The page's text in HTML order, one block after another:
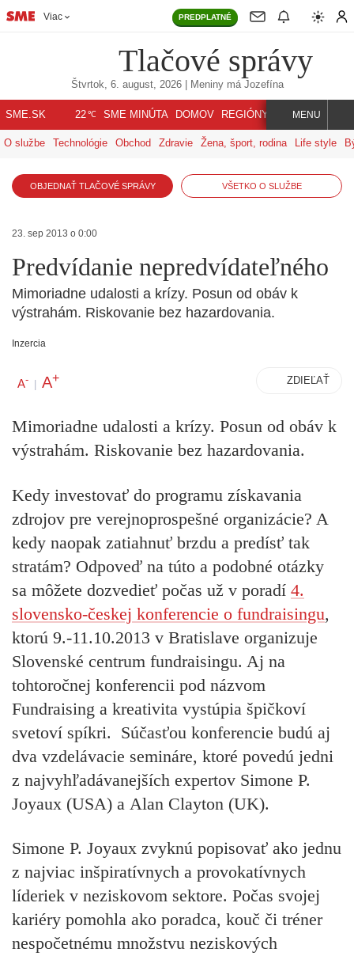
Viac PREDPLATNÉ
Tlačové správy
Štvrtok, 6. august, 2026| Meniny má Jozefína
SME.SK 22℃ SME MINÚTA DOMOV REGIÓNY INDEX SVET
MENU
O službe Technológie Obchod Zdravie Žena, šport, rodina Life style
OBJEDNAŤ TLAČOVÉ SPRÁVY VŠETKO O SLUŽBE
23. sep 2013 o 0:00
Predvídanie nepredvídateľného
Mimoriadne udalosti a krízy. Posun od obáv k
výstrahám. Riskovanie bez hazardovania.
Inzercia
A- | A+ ZDIEĽAŤ
Mimoriadne udalosti a krízy. Posun od obáv k
výstrahám. Riskovanie bez hazardovania.
Kedy investovať do programu získavania
zdrojov pre verejnoprospešné organizácie? A
kedy naopak zatiahnuť brzdu a predísť tak
stratám? Odpoveď na túto a podobné otázky
sa môžete dozvedieť počas už v poradí 4.
slovensko-českej konferencie o fundraisingu,
ktorú 9.-11.10.2013 v Bratislave organizuje
Slovenské centrum fundraisingu. Aj na
tohtoročnej konferencii pod názvom
Fundraising a kreativita vystúpia špičkoví
svetoví spíkri. Súčasťou konferencie budú aj
dva vzdelávacie semináre, ktoré povedú jedni
z najvyhľadávanejších expertov Simone P.
Joyaux (USA) a Alan Clayton (UK).
Simone P. Joyaux zvyknú popisovať ako jednu
z najviac inšpiratívnych a provokatívnych
líderiek v neziskovom sektore. Počas svojej
kariéry pomohla ako poradca, kouč či tréner
nespočetnému množstvu neziskových